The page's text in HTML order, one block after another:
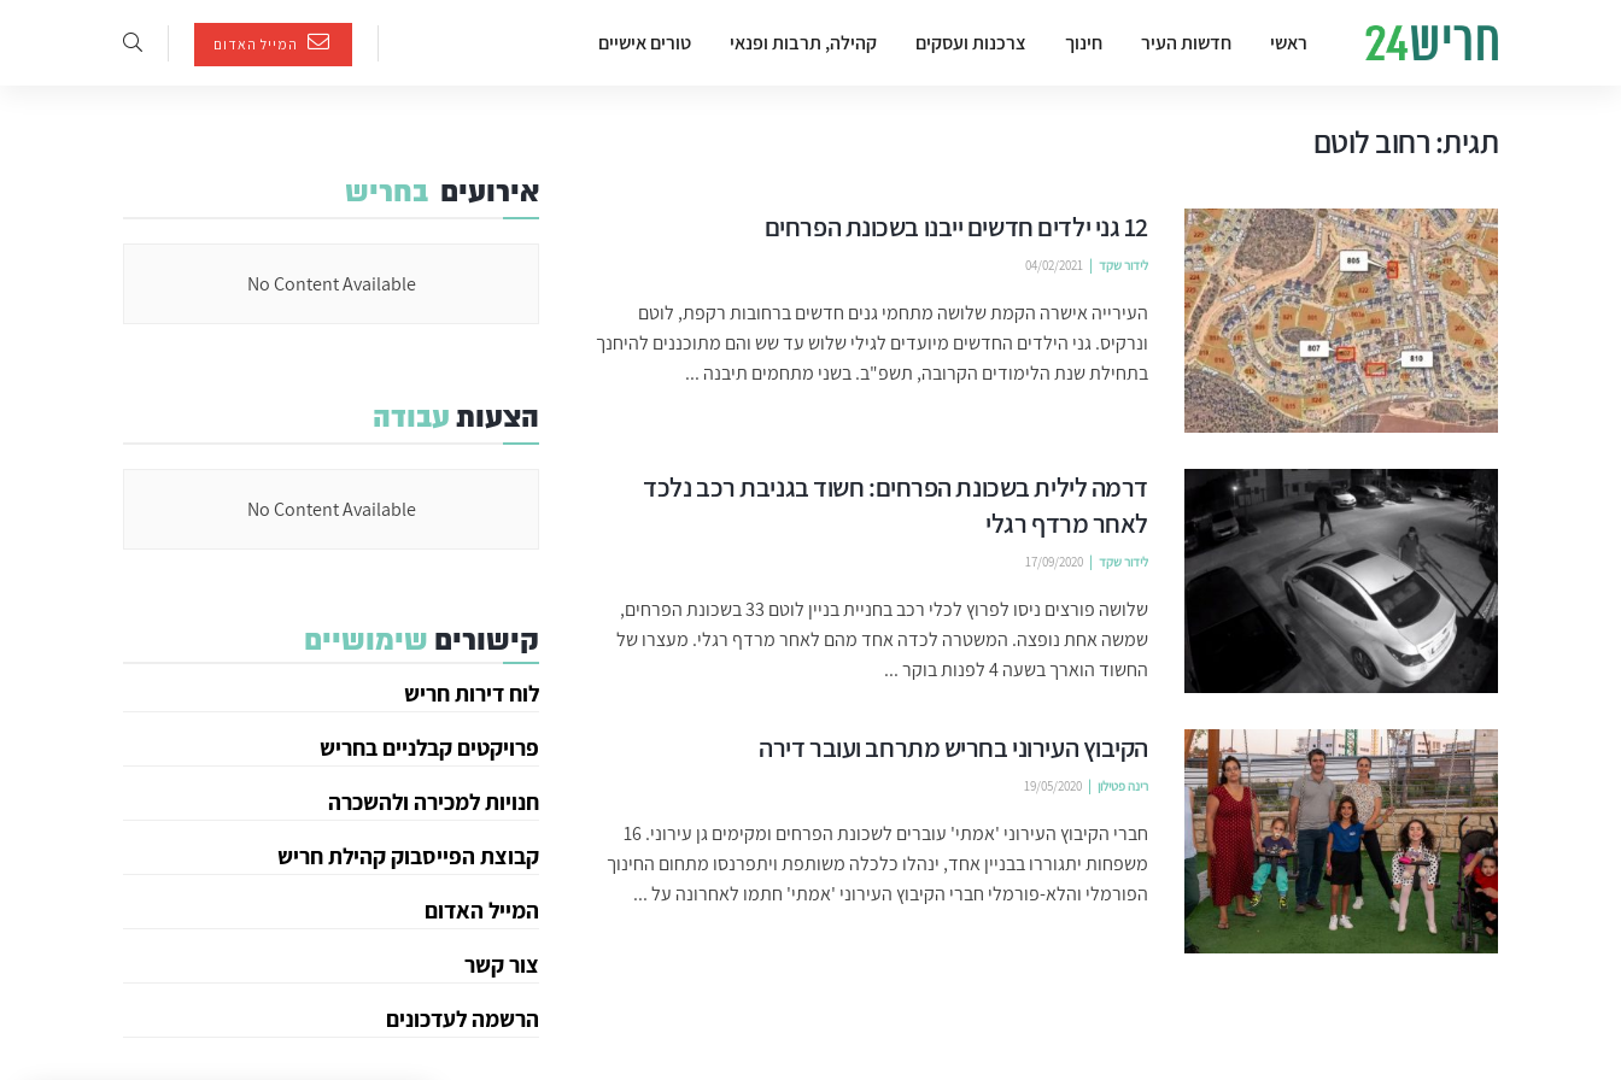
ראשי חדשות העיר חינוך צרכנות ועסקים קהילה, תרבות ופנאי טורים אישיים המייל האדום
תגית:רחוב לוטם
12 גני ילדים חדשים ייבנו בשכונת הפרחים
לידור שקד 04/02/2021
העירייה אישרה הקמת שלושה מתחמי גנים חדשים ברחובות רקפת, לוטם
ונרקיס. גני הילדים החדשים מיועדים לגילי שלוש עד שש והם מתוכננים להיחנך
בתחילת שנת הלימודים הקרובה, תשפ"ב. בשני מתחמים תיבנה ...
דרמה לילית בשכונת הפרחים: חשוד בגניבת רכב נלכד
לאחר מרדף רגלי
לידור שקד 17/09/2020
שלושה פורצים ניסו לפרוץ לכלי רכב בחניית בניין לוטם 33 בשכונת הפרחים,
שמשה אחת נופצה. המשטרה לכדה אחד מהם לאחר מרדף רגלי. מעצרו של
החשוד הוארך בשעה 4 לפנות בוקר ...
הקיבוץ העירוני בחריש מתרחב ועובר דירה
רינה פטילון 19/05/2020
חברי הקיבוץ העירוני 'אמתי' עוברים לשכונת הפרחים ומקימים גן עירוני. 16
משפחות יתגוררו בבניין אחד, ינהלו כלכלה משותפת ויתפרנסו מתחום החינוך
הפורמלי והלא-פורמלי חברי הקיבוץ העירוני 'אמתי' חתמו לאחרונה על ...
אירועים בחריש
No Content Available
הצעותעבודה
No Content Available
קישורים שימושיים
לוח דירות חריש
פרויקטים קבלניים בחריש
חנויות למכירה ולהשכרה
קבוצת הפייסבוק קהילת חריש
המייל האדום
צור קשר
הרשמה לעדכונים